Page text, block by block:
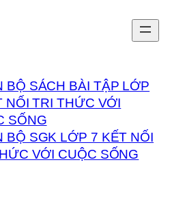
BỘ SÁCH BÀI TẬP LỚP
NỐI TRI THỨC VỚI
SỐNG
BỘ SGK LỚP 7 KẾT NỐI
VỚI CUỘC SỐNG